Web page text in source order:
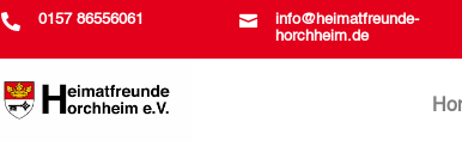
 0157 86556061 
info@heimatfreunde-
horchheim.de